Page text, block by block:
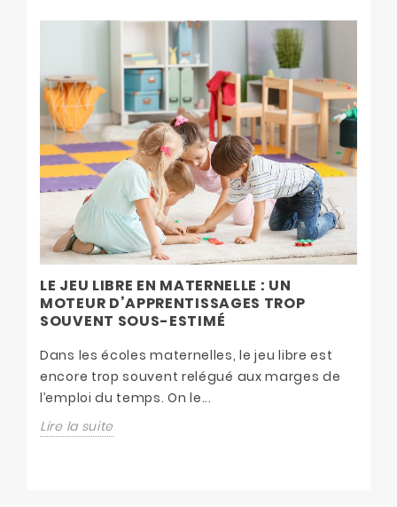
LE JEU LIBRE EN MATERNELLE : UN
MOTEUR D’APPRENTISSAGES TROP
SOUVENT SOUS-ESTIMÉ
Dans les écoles maternelles, le jeu libre est
encore trop souvent relégué aux marges de
l’emploi du temps. On le...
Lire la suite